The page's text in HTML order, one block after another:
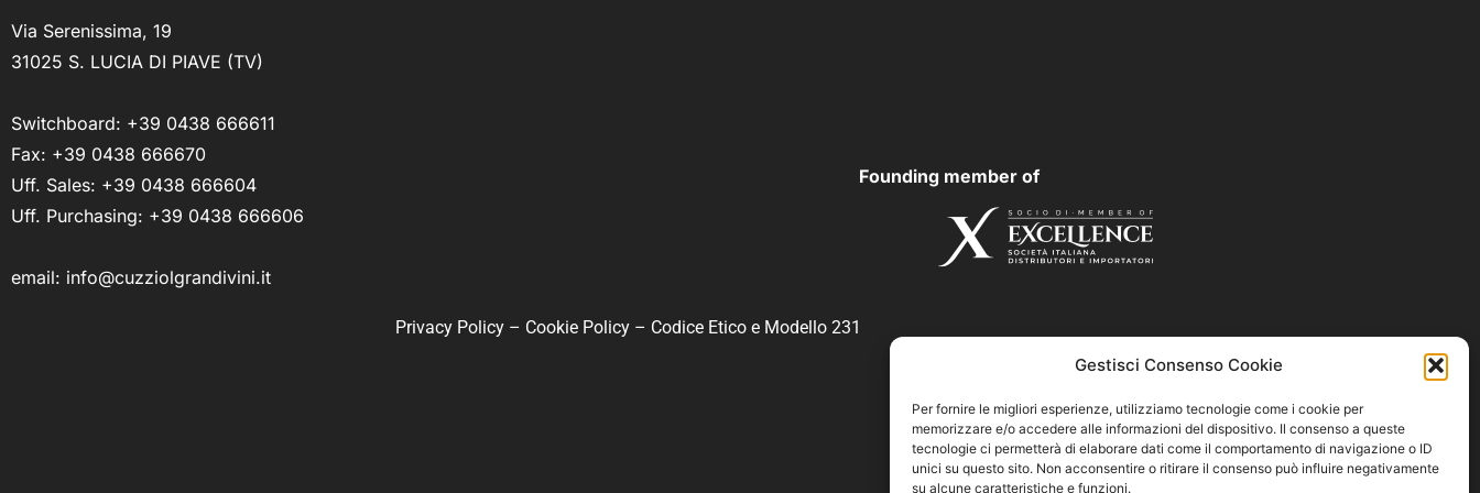
Gestisci Consenso Cookie
Per fornire le migliori esperienze, utilizziamo tecnologie come i cookie per
memorizzare e/o accedere alle informazioni del dispositivo. Il consenso a queste
tecnologie ci permetterà di elaborare dati come il comportamento di navigazione o ID
unici su questo sito. Non acconsentire o ritirare il consenso può influire negativamente
su alcune caratteristiche e funzioni.
Via Serenissima, 19
31025 S. LUCIA DI PIAVE (TV)
Switchboard: +39 0438 666611
Fax: +39 0438 666670
Uff. Sales: +39 0438 666604
Uff. Purchasing: +39 0438 666606
email: info@cuzziolgrandivini.it
Founding member of
Privacy Policy– Cookie Policy– Codice Etico e Modello 231